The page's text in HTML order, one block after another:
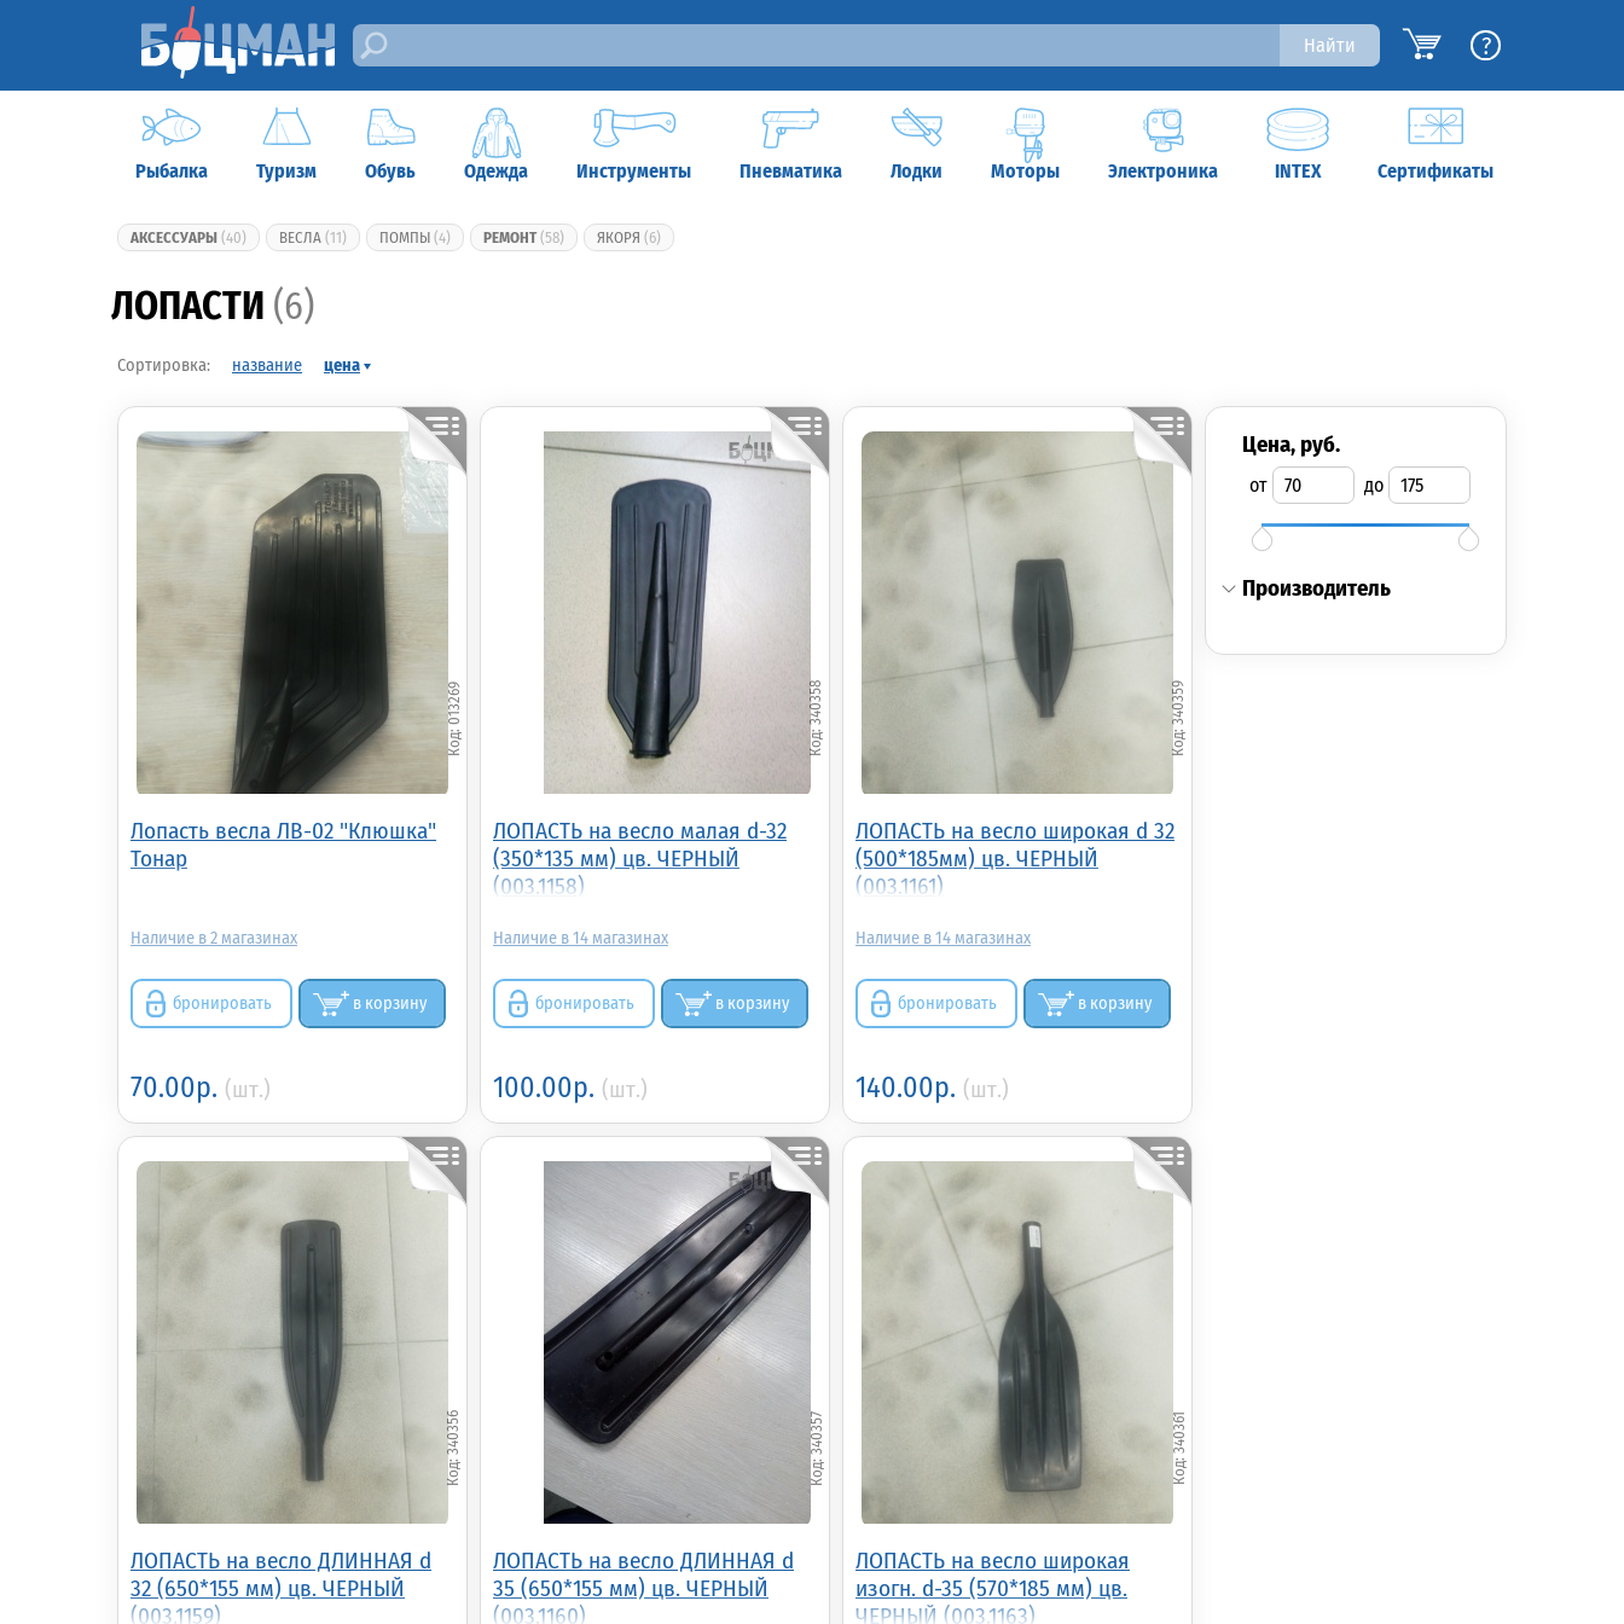
Найти ?
Рыбалка Туризм Обувь Одежда Инструменты Пневматика Лодки Моторы Электроника INTEX Сертификаты
АКСЕССУАРЫ (40) ВЕСЛА (11) ПОМПЫ (4) РЕМОНТ (58) ЯКОРЯ (6)
ЛОПАСТИ (6)
название цена
Лопасть весла ЛВ-02 "Клюшка"
Тонар
013269
2
бронировать в корзину
70.00р. (шт.)
ЛОПАСТЬ на весло малая d-32
(350*135 мм) цв. ЧЕРНЫЙ
(003.1158)
340358
14
бронировать в корзину
100.00р. (шт.)
ЛОПАСТЬ на весло широкая d 32
(500*185мм) цв. ЧЕРНЫЙ
(003.1161)
340359
14
бронировать в корзину
140.00р. (шт.)
ЛОПАСТЬ на весло ДЛИННАЯ d
32 (650*155 мм) цв. ЧЕРНЫЙ
(003.1159)
340356
ЛОПАСТЬ на весло ДЛИННАЯ d
35 (650*155 мм) цв. ЧЕРНЫЙ
(003.1160)
340357
ЛОПАСТЬ на весло широкая
изогн. d-35 (570*185 мм) цв.
ЧЕРНЫЙ (003.1163)
340361
цена, руб.
от до
производитель